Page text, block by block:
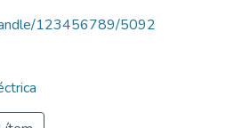
123456789/5092